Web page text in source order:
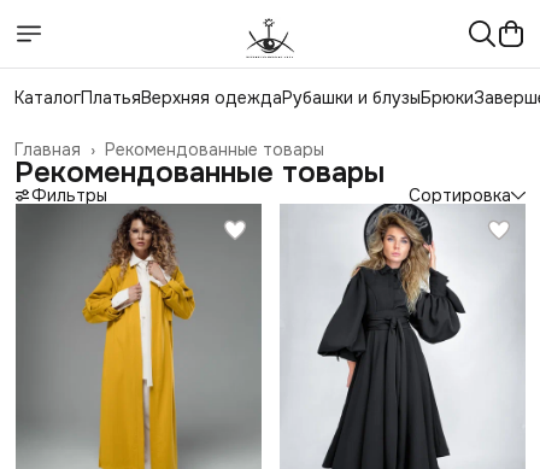
КаталогПлатьяВерхняя одеждаРубашки и блузыБрюки
Рекомендованные товары
Главная ›
Рекомендованные товары
Фильтры Сортировка